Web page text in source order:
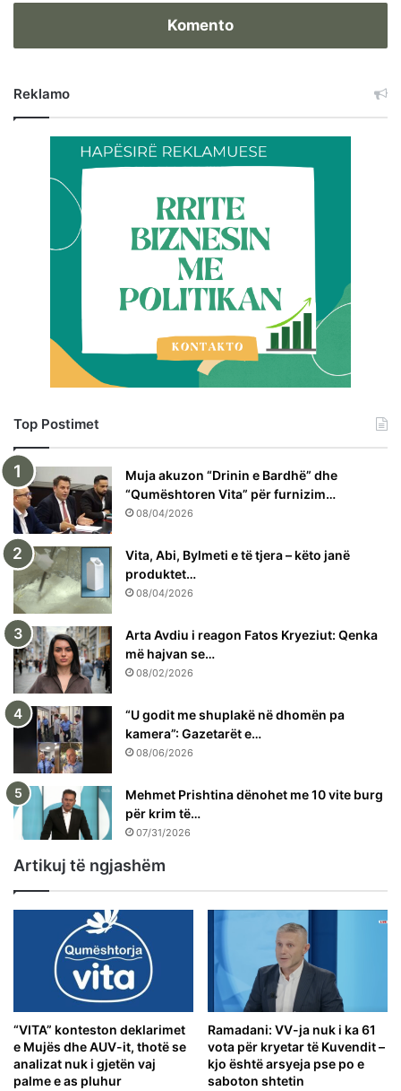
Komento
Reklamo
Top Postimet
Muja akuzon “Drinin e Bardhë” dhe
“Qumështoren Vita” për furnizim…
08/04/2026
Vita, Abi, Bylmeti e të tjera – këto janë
produktet…
08/04/2026
Arta Avdiu i reagon Fatos Kryeziut: Qenka
më hajvan se…
08/02/2026
“U godit me shuplakë në dhomën pa
kamera”: Gazetarët e…
08/06/2026
Mehmet Prishtina dënohet me 10 vite burg
për krim të…
07/31/2026
Artikuj të ngjashëm
“VITA” konteston deklarimet
e Mujës dhe AUV-it, thotë se
analizat nuk i gjetën vaj
palme e as pluhur
Ramadani: VV-ja nuk i ka 61
vota për kryetar të Kuvendit –
kjo është arsyeja pse po e
saboton shtetin